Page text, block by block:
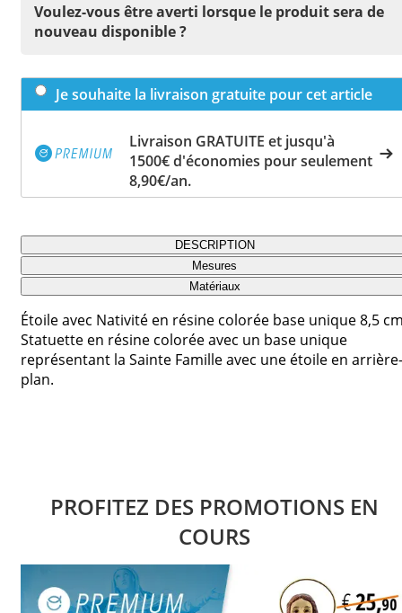
Voulez-vous être averti lorsque le produit sera de
nouveau disponible ?
Je souhaite la livraison gratuite pour cet article
Livraison GRATUITE et jusqu'à
1500€ d'économies pour seulement
8,90€/an.
DESCRIPTION
Mesures
Matériaux
Étoile avec Nativité en résine colorée base unique 8,5
Statuette en résine colorée avec un base unique
représentant la Sainte Famille avec une étoile en arrière-
plan.
PROFITEZ DES PROMOTIONS EN
COURS